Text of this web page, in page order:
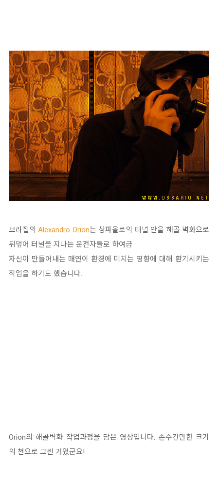
브라질의Alexandro Orion는 상파올로의 터널 안을 해골 벽화으로
뒤덮어 터널을 지나는 운전자들로 하여금
자신이 만들어내는 매연이 환경에 미치는 영향에 대해 환기시키는
작업을 하기도 했습니다.
Orion의 해골벽화 작업과정을 담은 영상입니다. 손수건만한 크기
의 천으로 그린 거였군요!